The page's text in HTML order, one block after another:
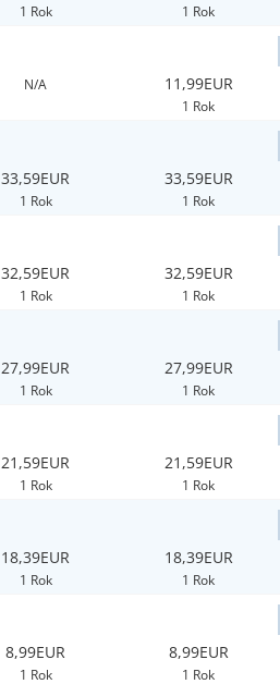
1 Rok 1 Rok
N/A 11,99EUR
1 Rok
33,59EUR
1 Rok
33,59EUR
1 Rok
32,59EUR
1 Rok
32,59EUR
1 Rok
27,99EUR
1 Rok
27,99EUR
1 Rok
21,59EUR
1 Rok
21,59EUR
1 Rok
18,39EUR
1 Rok
18,39EUR
1 Rok
8,99EUR
1 Rok
8,99EUR
1 Rok